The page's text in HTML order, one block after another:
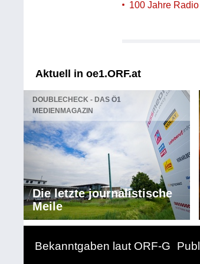
100 Jahre Radio
Aktuell in oe1.ORF.at
DOUBLECHECK - DAS Ö1
MEDIENMAGAZIN
Die letzte journalistische
Meile
Bekanntgaben laut ORF-G